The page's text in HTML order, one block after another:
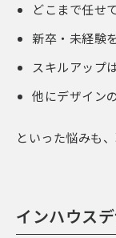
どこまで任せ
新卒・未経験
スキルアップ
他にデザイン
といった悩みも
インハウス